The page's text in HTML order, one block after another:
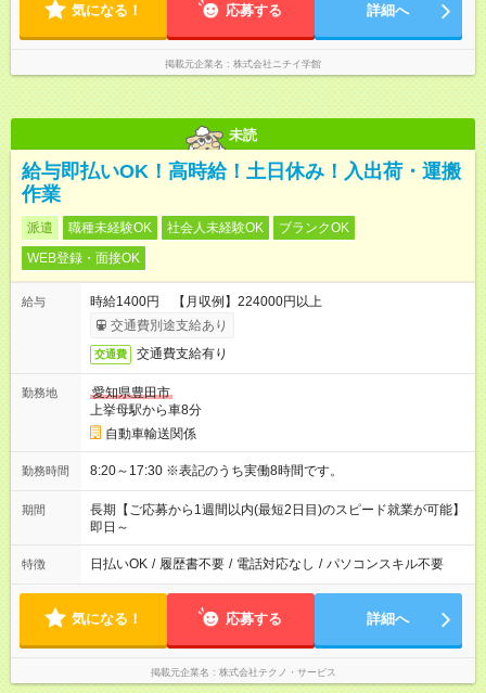
17:00～22:00（休憩なし） ※GW・お盆・年末年始含みます ※
り変動あり
気になる！ 応募する 詳細へ
掲載元企業名 株式会社ニチイ学館
未読
給与即払いOK！高時給！土日休み！入出荷・運搬
作業
派遣 職種未経験OK 社会人未経験OK
ブランクOK
WEB登録・面接OK
給与
時給1400円 【月収例】224000円以上
交通費別途支給あり
交通費 交通費支給有り
勤務地
愛知県豊田市
上挙母駅から車8分
自動車輸送関係
勤務時間 8:20～17:30 ※表記のうち実働8時間です。
期間
長期【ご応募から1週間以内(最短2日目)のスピード就業が可能】
即日～
特徴 日払いOK / 履歴書不要 / 電話対応なし / パソコンスキル不要
気になる！ 応募する 詳細へ
掲載元企業名 株式会社テクノ・サービス